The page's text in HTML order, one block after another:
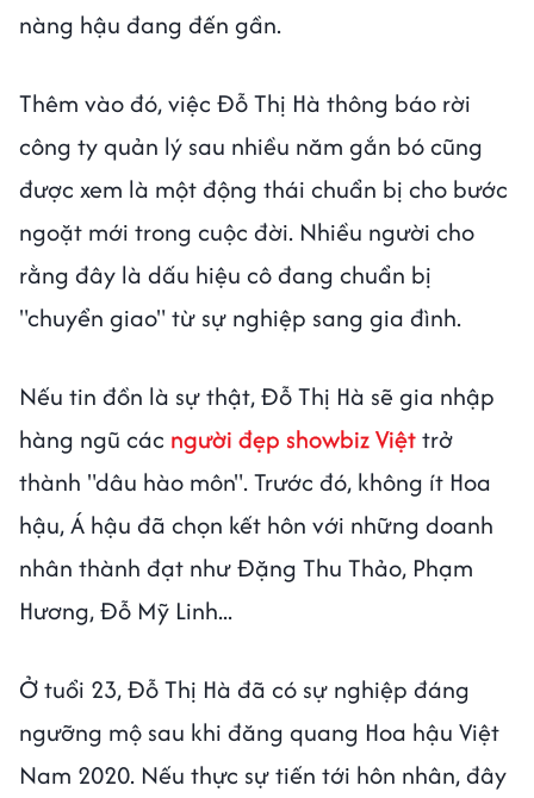
nàng hậu đang đến gần.
Thêm vào đó, việc Đỗ Thị Hà thông báo rời
công ty quản lý sau nhiều năm gắn bó cũng
được xem là một động thái chuẩn bị cho bước
ngoặt mới trong cuộc đời. Nhiều người cho
rằng đây là dấu hiệu cô đang chuẩn bị
"chuyển giao" từ sự nghiệp sang gia đình.
Nếu tin đồn là sự thật, Đỗ Thị Hà sẽ gia nhập
hàng ngũ các người đẹp showbiz Việttrở
thành "dâu hào môn". Trước đó, không ít Hoa
hậu, Á hậu đã chọn kết hôn với những doanh
nhân thành đạt như Đặng Thu Thảo, Phạm
Hương, Đỗ Mỹ Linh...
Ở tuổi 23, Đỗ Thị Hà đã có sự nghiệp đáng
ngưỡng mộ sau khi đăng quang Hoa hậu Việt
Nam 2020. Nếu thực sự tiến tới hôn nhân, đây